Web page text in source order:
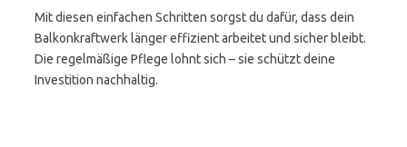
Mit diesen einfachen Schritten sorgst du dafür, dass dein
Balkonkraftwerk länger effizient arbeitet und sicher bleibt.
Die regelmäßige Pflege lohnt sich – sie schützt deine
Investition nachhaltig.